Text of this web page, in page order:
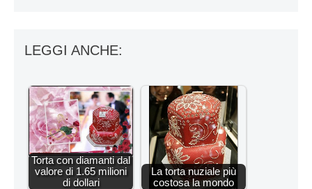
LEGGI ANCHE:
Torta con diamanti dal
valore di 1.65 milioni
di dollari
La torta nuziale più
costosa la mondo